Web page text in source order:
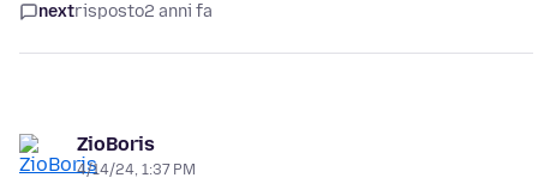
nextrisposto2 anni fa
ZioBoris
4/14/24, 1:37 PM